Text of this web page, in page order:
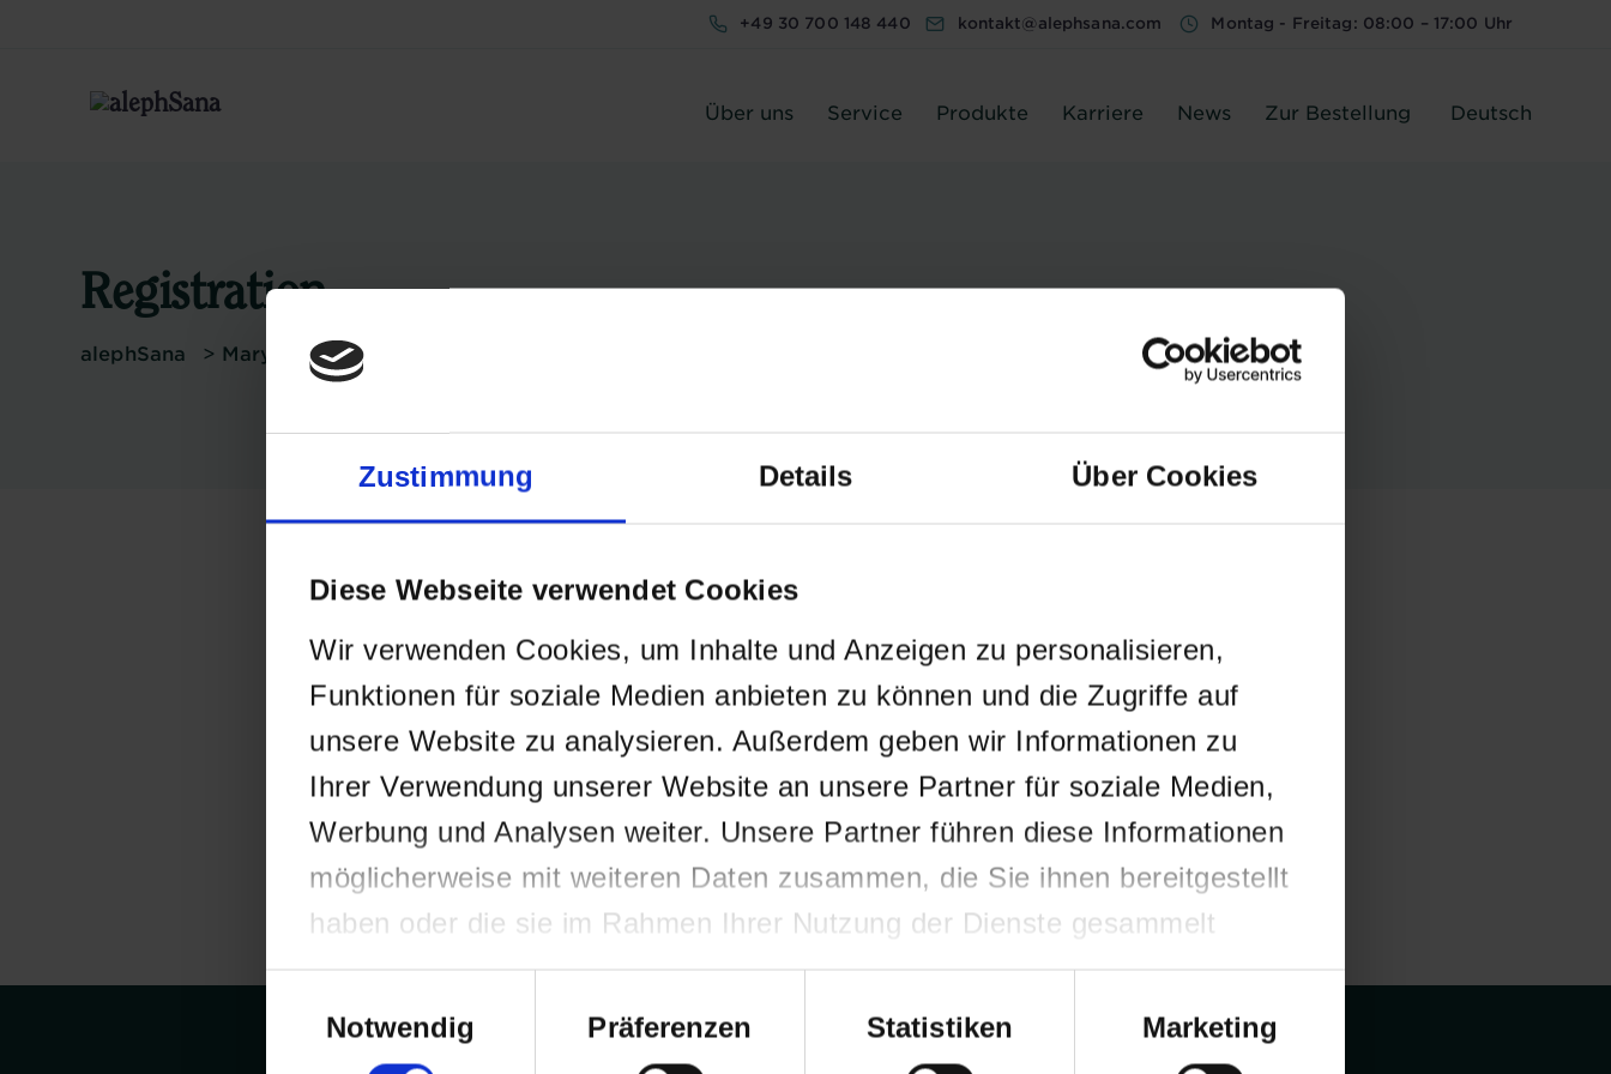
Zustimmung Details Über Cookies
Diese Webseite verwendet Cookies
Wir verwenden Cookies, um Inhalte und Anzeigen zu personalisieren,
Funktionen für soziale Medien anbieten zu können und die Zugriffe auf
unsere Website zu analysieren. Außerdem geben wir Informationen zu
Ihrer Verwendung unserer Website an unsere Partner für soziale Medien,
Werbung und Analysen weiter. Unsere Partner führen diese Informationen
möglicherweise mit weiteren Daten zusammen, die Sie ihnen bereitgestellt
haben oder die sie im Rahmen Ihrer Nutzung der Dienste gesammelt
Einwilligungsauswahl
Notwendig
Präferenzen Statistiken Marketing
+49 30 700 148 440 kontakt@alephsana.com Montag - Freitag: 08:00 – 17:00 Uhr
Über uns Service Produkte Karriere News Zur Bestellung Deutsch
Registration
alephSana > Mary Jane Berlin
User Password
Submit
Zu Risiken und Nebenwirkungen fragen Sie Ihren Arzt oder Apotheker.